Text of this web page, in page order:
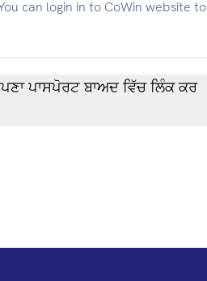
can login in to CoWin website to